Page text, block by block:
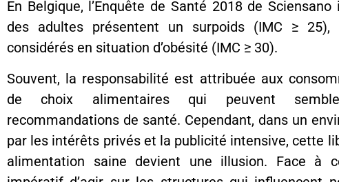
En Belgique, l’Enquête de Santé 2018 de Sciensano
des adultes présentent un surpoids (IMC ≥
considérés en situation d’obésité (IMC ≥ 30).
Souvent, la responsabilité est attribuée aux
de choix alimentaires qui peuvent
recommandations de santé. Cependant, dans un
par les intérêts privés et la publicité intensive, cette
alimentation saine devient une illusion. Face à